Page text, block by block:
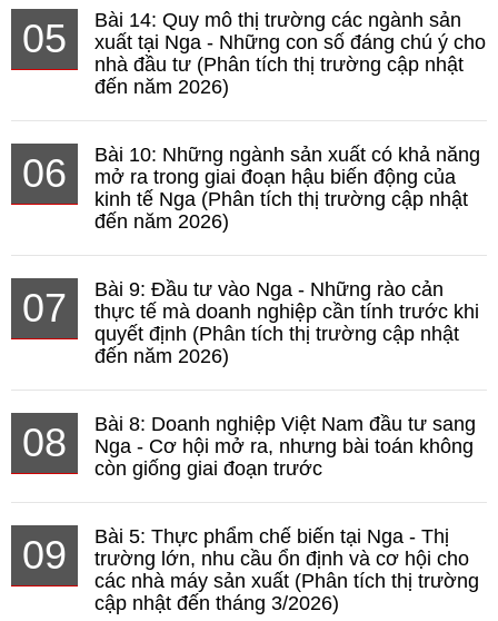
05
Bài 14: Quy mô thị trường các ngành sản
xuất tại Nga - Những con số đáng chú ý cho
nhà đầu tư (Phân tích thị trường cập nhật
đến năm 2026)
06
Bài 10: Những ngành sản xuất có khả năng
mở ra trong giai đoạn hậu biến động của
kinh tế Nga (Phân tích thị trường cập nhật
đến năm 2026)
07
Bài 9: Đầu tư vào Nga - Những rào cản
thực tế mà doanh nghiệp cần tính trước khi
quyết định (Phân tích thị trường cập nhật
đến năm 2026)
08
Bài 8: Doanh nghiệp Việt Nam đầu tư sang
Nga - Cơ hội mở ra, nhưng bài toán không
còn giống giai đoạn trước
09
Bài 5: Thực phẩm chế biến tại Nga - Thị
trường lớn, nhu cầu ổn định và cơ hội cho
các nhà máy sản xuất (Phân tích thị trường
cập nhật đến tháng 3/2026)